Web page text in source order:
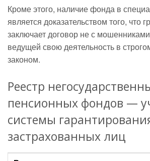
Кроме этого, наличие фонда в
является доказательством того, что
заключает договор не с
ведущей свою деятельность в
законом.
Реестр
пенсионных фондов —
системы
застрахованных лиц